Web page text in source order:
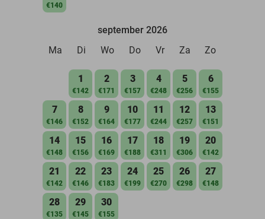
€140
september 2026
Ma
Di Wo Do Vr Za Zo
1
€142
2
€171
3
€157
4
€248
5
€256
6
€155
7
€146
8
€152
9
€164
10
€177
11
€244
12
€257
13
€151
14
€148
15
€156
16
€169
17
€188
18
€311
19
€306
20
€142
21
€142
22
€146
23
€183
24
€199
25
€270
26
€298
27
€148
28
€135
29
€145
30
€155